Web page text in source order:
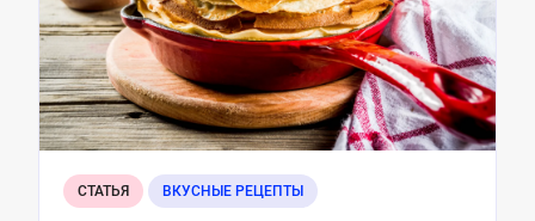
СТАТЬЯ ВКУСНЫЕ РЕЦЕПТЫ